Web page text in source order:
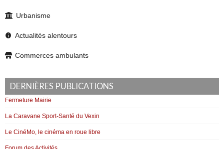
Urbanisme
Actualités alentours
Commerces ambulants
DERNIÈRES PUBLICATIONS
Fermeture Mairie
La Caravane Sport-Santé du Vexin
Le CinéMo, le cinéma en roue libre